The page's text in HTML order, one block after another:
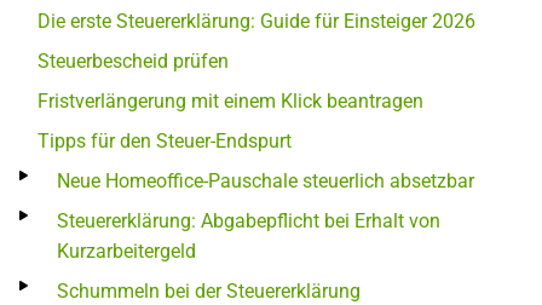
Die erste Steuererklärung: Guide für Einsteiger 2026
Steuerbescheid prüfen
Fristverlängerung mit einem Klick beantragen
Tipps für den Steuer-Endspurt
Neue Homeoffice-Pauschale steuerlich absetzbar
Steuererklärung: Abgabepflicht bei Erhalt von
Kurzarbeitergeld
Schummeln bei der Steuererklärung